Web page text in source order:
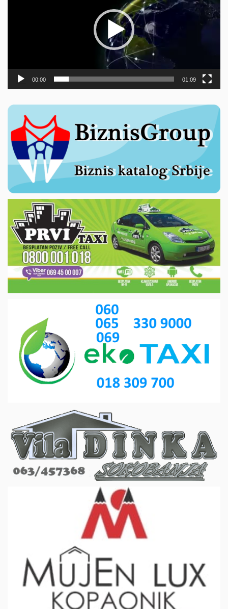
00:00 01:09